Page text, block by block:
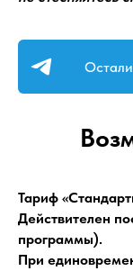
Тариф
Действителен
программы).
При